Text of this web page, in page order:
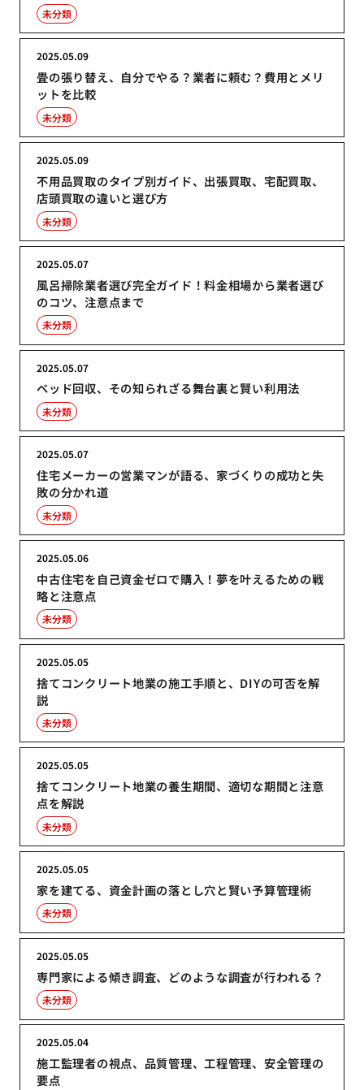
未分類
畳の張り替え、自分でやる？業者に頼む？費用とメリ
ットを比較
2025.05.09
未分類
不用品買取のタイプ別ガイド、出張買取、宅配買取、
店頭買取の違いと選び方
2025.05.09
未分類
風呂掃除業者選び完全ガイド！料金相場から業者選び
のコツ、注意点まで
2025.05.07
未分類
ベッド回収、その知られざる舞台裏と賢い利用法
2025.05.07
未分類
住宅メーカーの営業マンが語る、家づくりの成功と失
敗の分かれ道
2025.05.07
未分類
中古住宅を自己資金ゼロで購入！夢を叶えるための戦
略と注意点
2025.05.06
未分類
捨てコンクリート地業の施工手順と、DIYの可否を解
説
2025.05.05
未分類
捨てコンクリート地業の養生期間、適切な期間と注意
点を解説
2025.05.05
未分類
家を建てる、資金計画の落とし穴と賢い予算管理術
2025.05.05
未分類
専門家による傾き調査、どのような調査が行われる？
2025.05.05
未分類
施工監理者の視点、品質管理、工程管理、安全管理の
要点
2025.05.04